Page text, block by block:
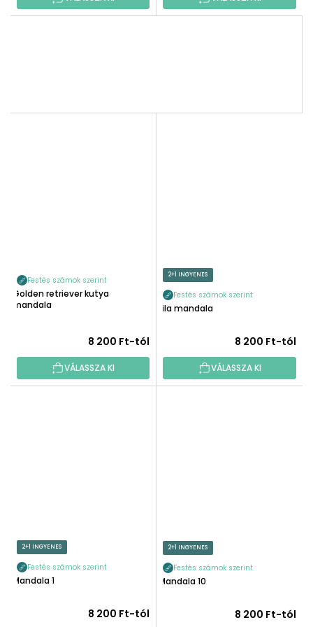
Festés számok szerint
Golden retriever kutya
mandala
8 200 Ft-tól
VÁLASSZA KI
2+1 INGYENES
Festés számok szerint
Lila mandala
8 200 Ft-tól
VÁLASSZA KI
2+1 INGYENES
Festés számok szerint
Mandala 1
8 200 Ft-tól
2+1 INGYENES
Festés számok szerint
Mandala 10
8 200 Ft-tól